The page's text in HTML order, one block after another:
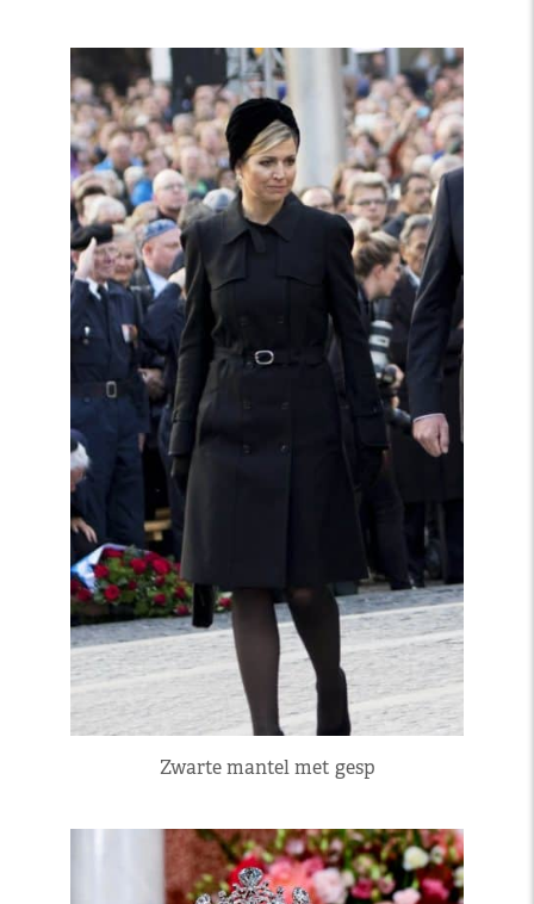
Zwarte mantel met gesp